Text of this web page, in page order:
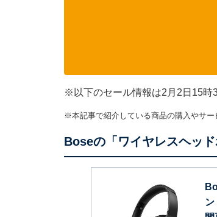
※以下のセール情報は2月2日15時
※本記事で紹介している商品の購入やサー
Boseの「ワイヤレスヘッ